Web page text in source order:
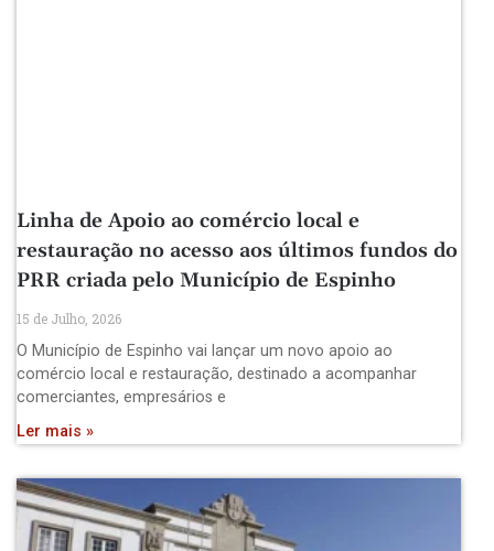
Linha de Apoio ao comércio local e
restauração no acesso aos últimos fundos do
PRR criada pelo Município de Espinho
15 de Julho, 2026
O Município de Espinho vai lançar um novo apoio ao
comércio local e restauração, destinado a acompanhar
comerciantes, empresários e
Ler mais »